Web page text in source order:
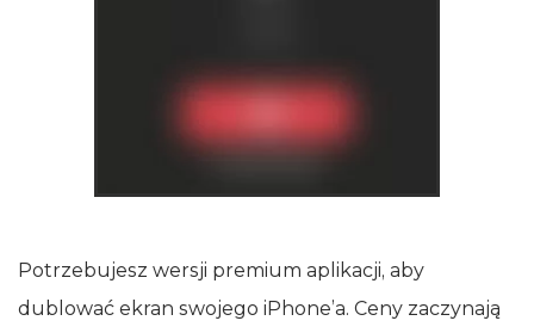
Potrzebujesz wersji premium aplikacji, aby
dublować ekran swojego iPhone’a. Ceny zaczynają